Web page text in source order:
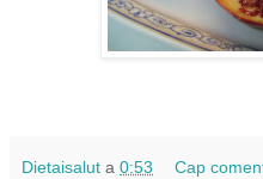
Dietaisalut a 0:53 Cap